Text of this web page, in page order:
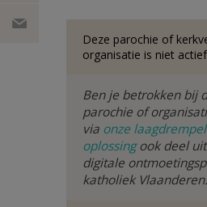
FACEBOOK
DEEL OP
Deze parochie of
organisatie is niet
Ben je betrokken bij
parochie of
via onze
oplossingook deel
digitale
katholiek Vlaanderen.